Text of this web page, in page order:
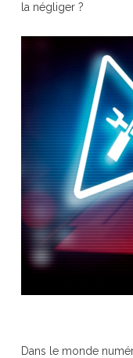
la négliger ?
Dans le monde